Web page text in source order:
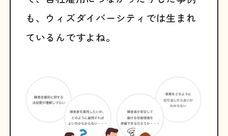
も、ウィズダイバーシティでは生まれ
ているんですよね。